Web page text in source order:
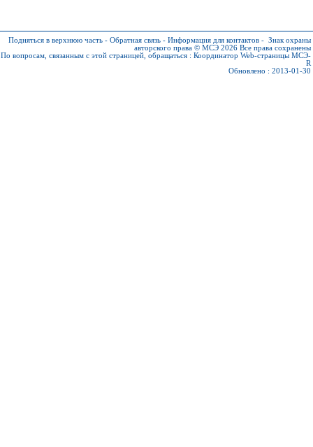
Подняться в верхнюю часть - Обратная связь - Информация для контактов - Знак охраны
авторского права © МСЭ 2026 Все права сохранены
По вопросам, связанным с этой страницей, обращаться : Координатор Web-страницы МСЭ-
R
Обновлено : 2013-01-30